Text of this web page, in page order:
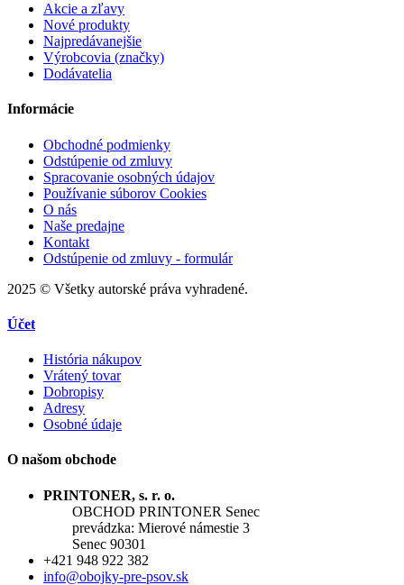
Akcie a zľavy
Nové produkty
Najpredávanejšie
Výrobcovia (značky)
Dodávatelia
Informácie
Obchodné podmienky
Odstúpenie od zmluvy
Spracovanie osobných údajov
Používanie súborov Cookies
O nás
Naše predajne
Kontakt
Odstúpenie od zmluvy - formulár
2025 © Všetky autorské práva vyhradené.
Účet
História nákupov
Vrátený tovar
Dobropisy
Adresy
Osobné údaje
O našom obchode
PRINTONER, s. r. o.
OBCHOD PRINTONER Senec
prevádzka: Mierové námestie 3
Senec 90301
+421 948 922 382
info@obojky-pre-psov.sk